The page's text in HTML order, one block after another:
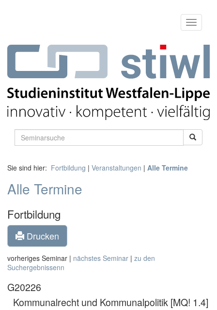
Sie sind hier: Fortbildung | Veranstaltungen | Alle Termine
Alle Termine
Fortbildung
Drucken
vorheriges Seminar | nächstes Seminar | zu den
Suchergebnissenn
G20226
Kommunalrecht und Kommunalpolitik [MQ! 1.4]